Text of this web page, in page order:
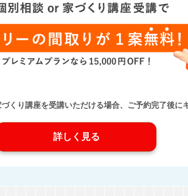
くり講座を受講いただける場合、ご予約完了後に
詳しく見る